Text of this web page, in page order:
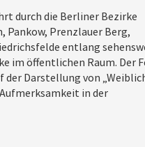
durch die Berliner Bezirke
Pankow, Prenzlauer Berg,
entlang
im öffentlichen Raum. Der
der Darstellung von
in der